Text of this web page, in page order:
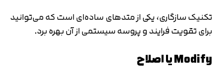
تکنیک سازگاری، یکی از متدهای ساده‌ای است که می‌توانید
برای تقویت فرایند و پروسه سیستمی از آن بهره برد.
Modify یا اصلاح